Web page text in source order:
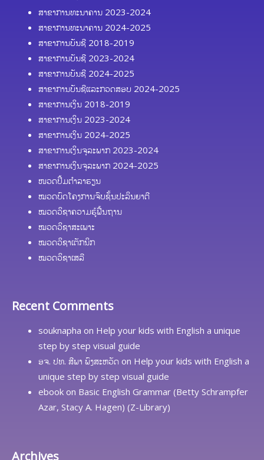
ສາຂາການທະນາຄານ 2023-2024
ສາຂາການທະນາຄານ 2024-2025
ສາຂາການບັນຊີ 2018-2019
ສາຂາການບັນຊີ 2023-2024
ສາຂາການບັນຊີ 2024-2025
ສາຂາການບັນຊີແລະກວດສອບ 2024-2025
ສາຂາການເງິນ 2018-2019
ສາຂາການເງິນ 2023-2024
ສາຂາການເງິນ 2024-2025
ສາຂາການເງິນຈຸລະພາກ 2023-2024
ສາຂາການເງິນຈຸລະພາກ 2024-2025
ໜວດປຶ້ມຕຳລາຮຽນ
ໝວດບົດໂຄງການຈົບຊັ້ນປະລິນຍາຕີ
ໝວດວິຊາຄວາມຮູ້ຟື້ນຖານ
ໝວດວິຊາສະເພາະ
ໝວດວິຊາເຕັກນິກ
ໝວດວິຊາເສລີ
Recent Comments
souknapha on Help your kids with English a unique
step by step visual guide
ອຈ. ປທ. ສີພາ ພົງສະຫວັດ on Help your kids with English a
unique step by step visual guide
ebook on Basic English Grammar (Betty Schrampfer
Azar, Stacy A. Hagen) (Z-Library)
Archives